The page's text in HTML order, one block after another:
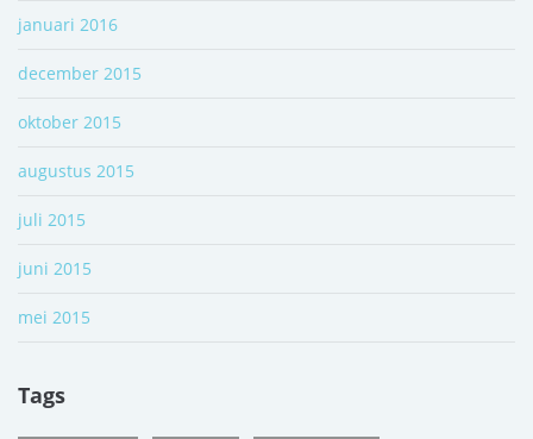
januari 2016
december 2015
oktober 2015
augustus 2015
juli 2015
juni 2015
mei 2015
Tags